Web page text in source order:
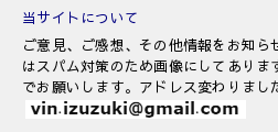
当サイトについて
ご意見、ご感想、その他情報をお知ら
はスパム対策のため画像にしてありま
でお願いします。アドレス変わりまし